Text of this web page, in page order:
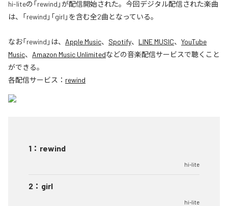
hi-liteの「rewind」が配信開始された。今回デジタル配信された楽曲
は、「rewind」「girl」を含む全2曲となっている。
なお「rewind 」は、 Apple Music、 Spotify、 LINE MUSIC、 YouTube
Music、 Amazon Music Unlimitedなどの音楽配信サービスで聴くこと
ができる。
各配信サービス： rewind
1 ： rewind
hi-lite
2 ： girl
hi-lite